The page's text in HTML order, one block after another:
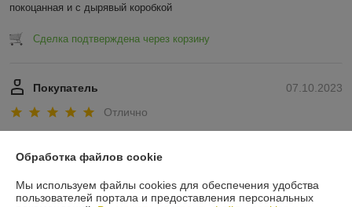
покоцанная и с дырявый коробкой
Сделка подтверждена через корзину
07.10.2023
Покупатель
Отлично
Обработка файлов cookie
Мы используем файлы cookies для обеспечения удобства
пользователей портала и предоставления персональных